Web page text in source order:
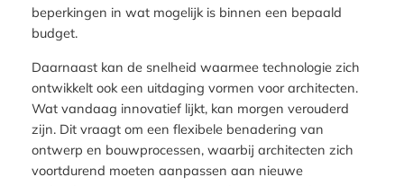
beperkingen in wat mogelijk is binnen een bepaald
budget.
Daarnaast kan de snelheid waarmee technologie zich
ontwikkelt ook een uitdaging vormen voor architecten.
Wat vandaag innovatief lijkt, kan morgen verouderd
zijn. Dit vraagt om een flexibele benadering van
ontwerp en bouwprocessen, waarbij architecten zich
voortdurend moeten aanpassen aan nieuwe